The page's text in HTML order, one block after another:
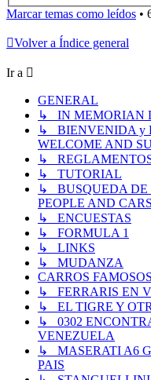
Marcar temas como leídos •
Volver a Índice general
Ir a
GENERAL
↳ IN MEMORIAN
↳ BIENVENIDA y
WELCOME AND
↳
↳ TUTORIAL
↳ BUSQUEDA DE
PEOPLE AND CARS
↳ ENCUESTAS
↳ FORMULA 1
↳ LINKS
↳ MUDANZA
CARROS
↳ FERRARIS EN
↳ EL TIGRE Y
↳ 0302
VENEZUELA
↳ MASERATI A6
PAIS